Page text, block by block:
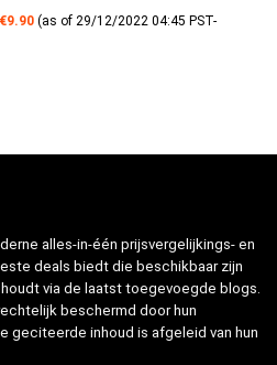
€9.90 (as of 29/12/2022 04:45 PST-
alles-in-één prijsvergelijkings- en
deals biedt die beschikbaar zijn
via de laatst toegevoegde blogs.
beschermd door hun
geciteerde inhoud is afgeleid van hun